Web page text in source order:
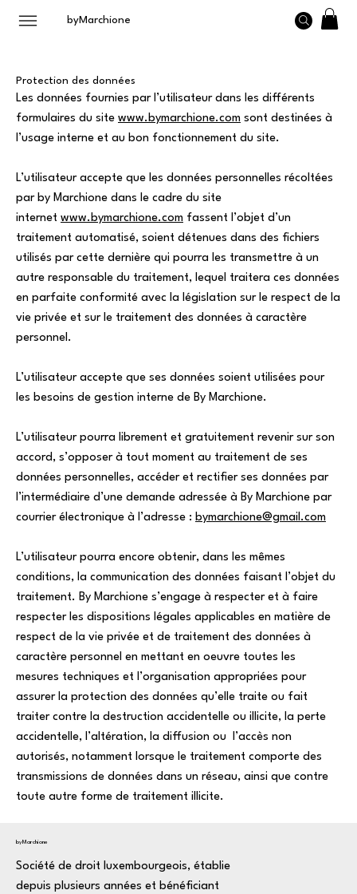
byMarchione
Protection des données
Les données fournies par l’utilisateur dans les différents
formulaires du site www.bymarchione.com sont destinées à
l’usage interne et au bon fonctionnement du site.
L’utilisateur accepte que les données personnelles récoltées
par by Marchione dans le cadre du site
internet www.bymarchione.com fassent l’objet d’un
traitement automatisé, soient détenues dans des fichiers
utilisés par cette dernière qui pourra les transmettre à un
autre responsable du traitement, lequel traitera ces données
en parfaite conformité avec la législation sur le respect de la
vie privée et sur le traitement des données à caractère
personnel.
L’utilisateur accepte que ses données soient utilisées pour
les besoins de gestion interne de By Marchione.
L’utilisateur pourra librement et gratuitement revenir sur son
accord, s’opposer à tout moment au traitement de ses
données personnelles, accéder et rectifier ses données par
l’intermédiaire d’une demande adressée à By Marchione par
courrier électronique à l’adresse : bymarchione@gmail.com
L’utilisateur pourra encore obtenir, dans les mêmes
conditions, la communication des données faisant l’objet du
traitement. By Marchione s’engage à respecter et à faire
respecter les dispositions légales applicables en matière de
respect de la vie privée et de traitement des données à
caractère personnel en mettant en oeuvre toutes les
mesures techniques et l’organisation appropriées pour
assurer la protection des données qu’elle traite ou fait
traiter contre la destruction accidentelle ou illicite, la perte
accidentelle, l’altération, la diffusion ou l’accès non
autorisés, notamment lorsque le traitement comporte des
transmissions de données dans un réseau, ainsi que contre
toute autre forme de traitement illicite.
byMarchione
Société de droit luxembourgeois, établie
depuis plusieurs années et bénéficiant